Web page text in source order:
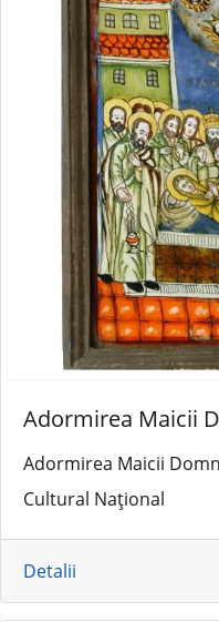
Adormirea Maicii
Adormirea Maicii
Cultural Național
Detalii